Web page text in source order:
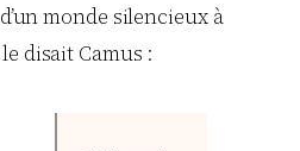
monde silencieux à
disait Camus :